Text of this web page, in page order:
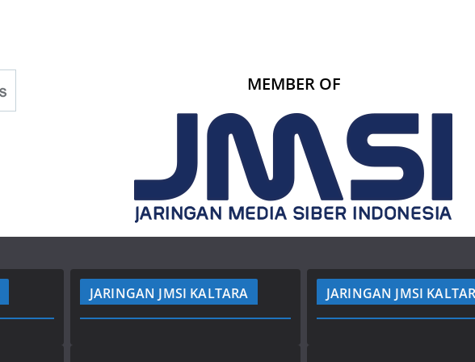
MEMBER OF
JARINGAN JMSI KALTARA JARINGAN JMSI